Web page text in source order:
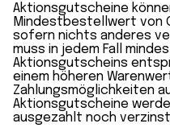
Aktionsgutscheine
Mindestbestellwert von
sofern nichts anderes
muss in jedem Fall
Aktionsgutscheins
einem höheren
Zahlungsmöglichkeiten
Aktionsgutscheine
ausgezahlt noch